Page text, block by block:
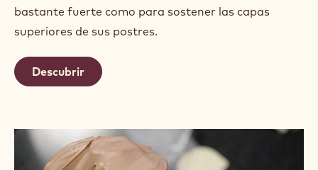
bastante fuerte como para sostener las capas
superiores de sus postres.
Descubrir